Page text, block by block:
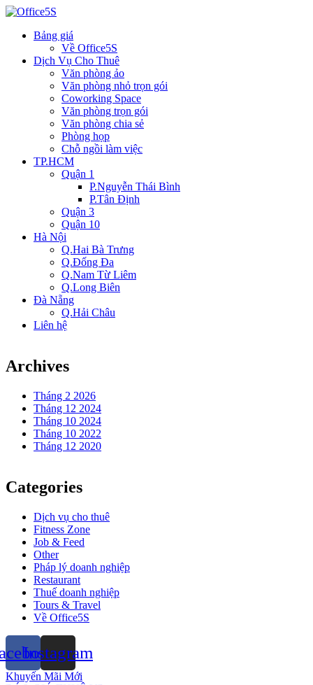
Bảng giá
Về Office5S
Dịch Vụ Cho Thuê
Văn phòng ảo
Văn phòng nhỏ trọn gói
Coworking Space
Văn phòng trọn gói
Văn phòng chia sẻ
Phòng họp
Chỗ ngồi làm việc
TP.HCM
Quận 1
P.Nguyễn Thái Bình
P.Tân Định
Quận 3
Quận 10
Hà Nội
Q.Hai Bà Trưng
Q.Đống Đa
Q.Nam Từ Liêm
Q.Long Biên
Đà Nẵng
Q.Hải Châu
Liên hệ
Archives
Tháng 2 2026
Tháng 12 2024
Tháng 10 2024
Tháng 10 2022
Tháng 12 2020
Categories
Dịch vụ cho thuê
Fitness Zone
Job & Feed
Other
Pháp lý doanh nghiệp
Restaurant
Thuế doanh nghiệp
Tours & Travel
Về Office5S
Instagram
Khuyến Mãi Mới